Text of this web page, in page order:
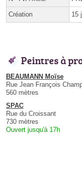
Création 15
Peintres à
BEAUMANN Moïse
Rue Jean François
560 mètres
SPAC
Rue du Croissant
730 mètres
Ouvert jusqu'à 17h